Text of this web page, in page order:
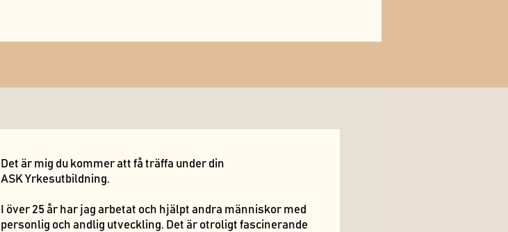
Det är mig du kommer att få träffa under din
ASK Yrkesutbildning.
I över 25 år har jag arbetat och hjälpt andra människor med
personlig och andlig utveckling. Det är otroligt fascinerande